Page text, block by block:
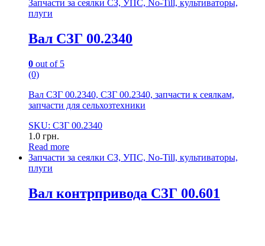
Запчасти за сеялки СЗ, УПС, No-Till, культиваторы,
плуги
Вал СЗГ 00.2340
0 out of 5
(0)
Вал СЗГ 00.2340, СЗГ 00.2340, запчасти к сеялкам,
запчасти для сельхозтехники
SKU: СЗГ 00.2340
1.0 грн.
Read more
Запчасти за сеялки СЗ, УПС, No-Till, культиваторы,
плуги
Вал контрпривода СЗГ 00.601